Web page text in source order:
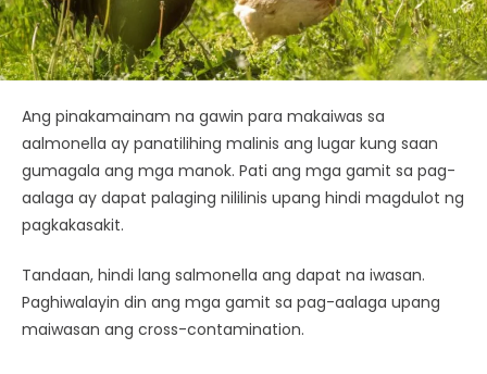
Ang pinakamainam na gawin para makaiwas sa
aalmonella ay panatilihing malinis ang lugar kung saan
gumagala ang mga manok. Pati ang mga gamit sa pag-
aalaga ay dapat palaging nililinis upang hindi magdulot ng
pagkakasakit.
Tandaan, hindi lang salmonella ang dapat na iwasan.
Paghiwalayin din ang mga gamit sa pag-aalaga upang
maiwasan ang cross-contamination.